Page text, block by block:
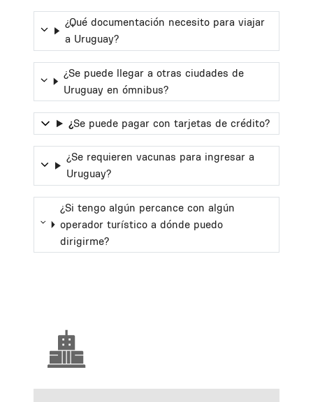
¿Qué documentación necesito para viajar
a Uruguay?
¿Se puede llegar a otras ciudades de
Uruguay en ómnibus?
¿Se puede pagar con tarjetas de crédito?
¿Se requieren vacunas para ingresar a
Uruguay?
¿Si tengo algún percance con algún
operador turístico a dónde puedo
dirigirme?